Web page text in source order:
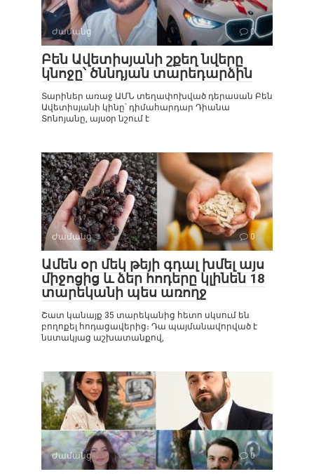
Ժամանց 0
Բեն Ավետիսյանի շքեղ նվերը
կնոջը՝ ծննդյան տարեդարձին
Տարիներ առաջ ԱՄՆ տեղափոխված դերասան Բեն
Ավետիսյանի կինը՝ դիմահարդար Դիանա
Տոնոյանը, այսօր նշում է
Ժամանց 0
Ամեն օր մեկ թեյի գդալ խմել այս
միջոցից և ձեր հոդերը կլինեն 18
տարեկանի պես առողջ
Շատ կանայք 35 տարեկանից հետո սկսում են
բողոքել հոդացավերից։ Դա պայմանավորված է
նստակյաց աշխատանքով,
Ժամանց 0